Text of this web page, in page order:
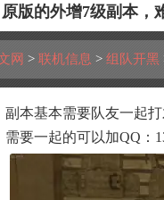
版的外增7级副本，
网 > 联机信息 > 组队开黑
副本基本需要队友一起
需要一起的可以加QQ：